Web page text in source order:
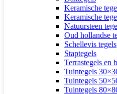
Keramische
Keramische
Natuursteen
Oud hollandse
Schellevis tegels
Staptegels
Terrastegels en
Tuintegels
Tuintegels
Tuintegels